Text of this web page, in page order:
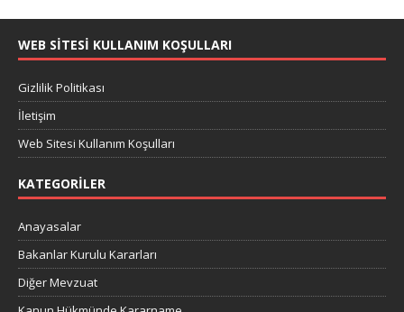
WEB SITESI KULLANIM KOŞULLARI
Gizlilik Politikası
İletişim
Web Sitesi Kullanım Koşulları
KATEGORILER
Anayasalar
Bakanlar Kurulu Kararları
Diğer Mevzuat